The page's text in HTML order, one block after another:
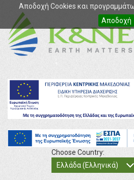
Αποδοχή Cookies και
Αποδοχή
Choose Country:
Ελλάδα (Ελληνικά)